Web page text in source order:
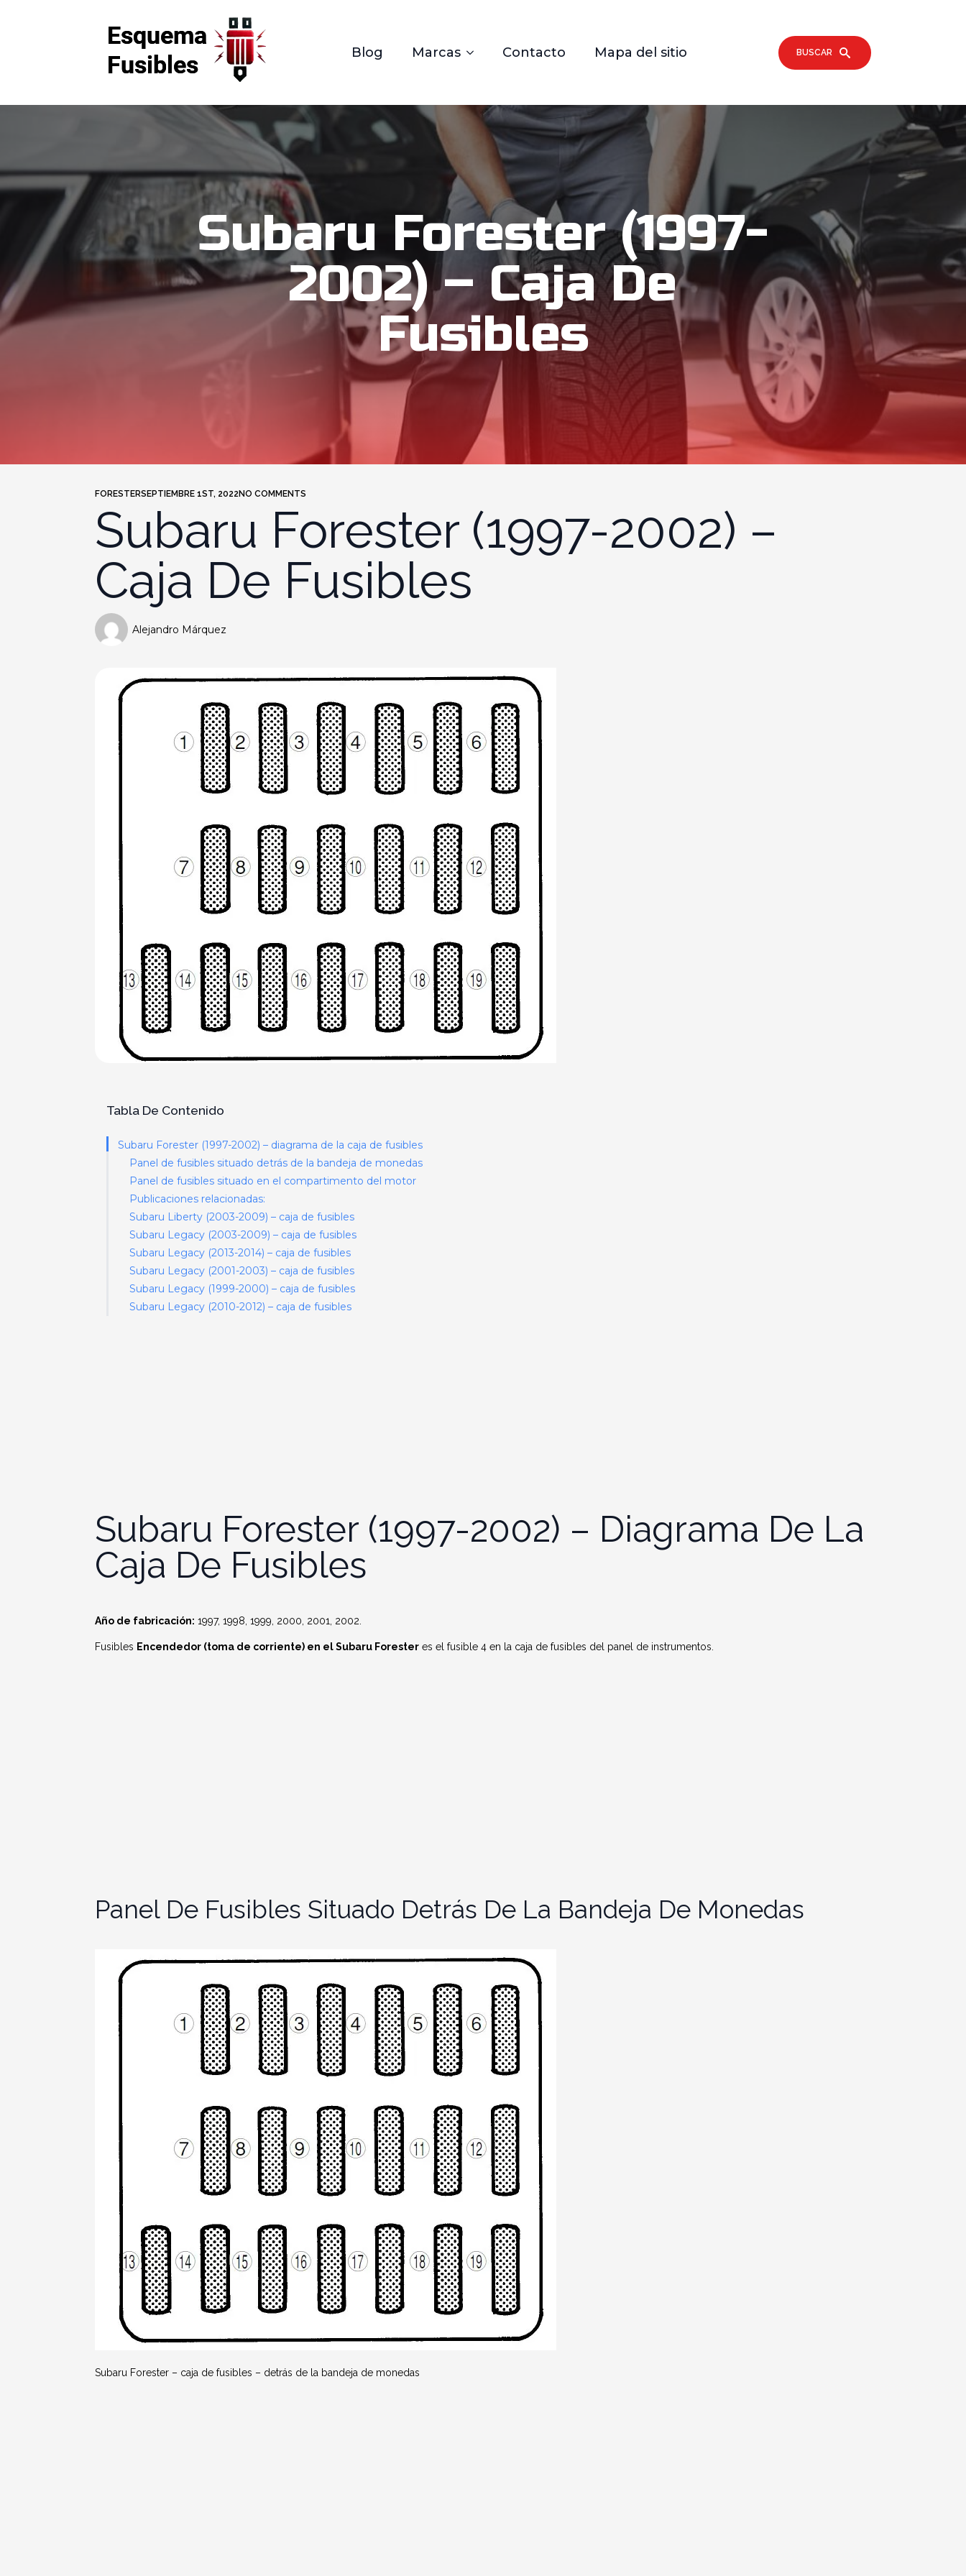
Blog Marcas Contacto Mapa del sitio BUSCAR
Subaru Forester (1997-
2002) – Caja De
Fusibles
FORESTERSEPTIEMBRE 1ST, 2022 NO COMMENTS
Subaru Forester (1997-2002) –
Caja De Fusibles
Alejandro Márquez
Tabla De Contenido
Subaru Forester (1997-2002) – diagrama de la caja de fusibles
Panel de fusibles situado detrás de la bandeja de monedas
Panel de fusibles situado en el compartimento del motor
Publicaciones relacionadas:
Subaru Liberty (2003-2009) – caja de fusibles
Subaru Legacy (2003-2009) – caja de fusibles
Subaru Legacy (2013-2014) – caja de fusibles
Subaru Legacy (2001-2003) – caja de fusibles
Subaru Legacy (1999-2000) – caja de fusibles
Subaru Legacy (2010-2012) – caja de fusibles
Subaru Forester (1997-2002) – Diagrama De La
Caja De Fusibles
Año de fabricación: 1997, 1998, 1999, 2000, 2001, 2002.
Fusibles Encendedor (toma de corriente) en el Subaru Forester es el fusible 4 en la caja de fusibles del panel de instrumentos.
Panel De Fusibles Situado Detrás De La Bandeja De Monedas
Subaru Forester – caja de fusibles – detrás de la bandeja de monedas